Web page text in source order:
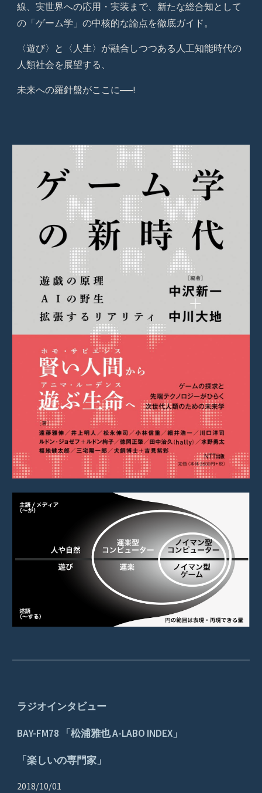
線、実世界への応用・実装まで、新たな総合知として
の「ゲーム学」の中核的な論点を徹底ガイド。
〈遊び〉と〈人生〉が融合しつつある人工知能時代の
人類社会を展望する、
未来への羅針盤がここに──!
ラジオインタビュー
BAY-FM78 「松浦雅也 A-LABO INDEX」
「楽しいの専門家」
2018/10/01